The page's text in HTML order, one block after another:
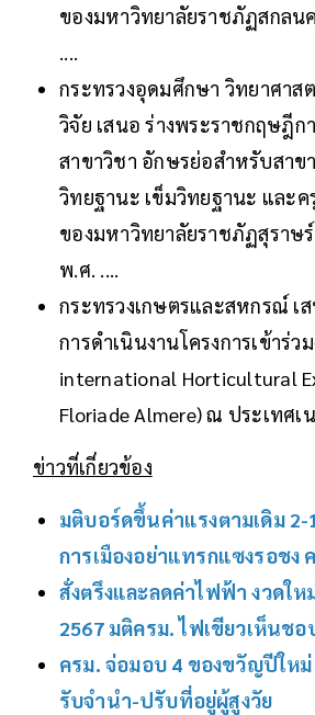
ของมหาวิทยาลัยราชภัฏสกลน
....
กระทรวงอุดมศึกษา วิทยาศาส
วิจัย เสนอ ร่างพระราชกฤษฎี
สาขาวิชา อักษรย่อสำหรับสาข
วิทยฐานะ เข็มวิทยฐานะ และ
ของมหาวิทยาลัยราชภัฏสุราษ
พ.ศ. ....
กระทรวงเกษตรและสหกรณ์ เ
การดำเนินงานโครงการเข้าร่ว
international Horticultural
Floriade Almere) ณ ประเทศเ
ข่าวที่เกี่ยวข้อง
มติบอร์ดขึ้นค่าแรงตามเดิม
การเมืองอย่าแทรกแซงรอชง
สั่งตรึงและลดค่าไฟฟ้า งวดให
2567 มติครม. ไฟเขียวเห็นชอ
ครม. จ่อมอบ 4 ของขวัญปีใหม่
รับจำนำ-ปรับที่อยู่ผู้สูงวัย